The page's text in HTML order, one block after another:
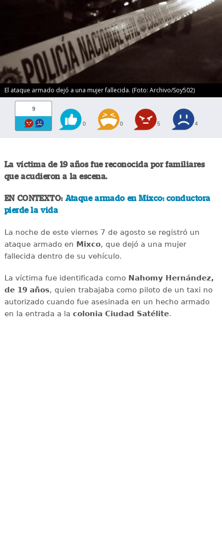
El ataque armado dejó a una mujer fallecida. (Foto: Archivo/Soy502)
9
0 0 5 4
La víctima de 19 años fue reconocida por familiares
que acudieron a la escena.
EN CONTEXTO: Ataque armado en Mixco: conductora
pierde la vida
La noche de este viernes 7 de agosto se registró un
ataque armado en Mixco, que dejó a una mujer
fallecida dentro de su vehículo.
La víctima fue identificada como Nahomy Hernández,
de 19 años, quien trabajaba como piloto de un taxi no
autorizado cuando fue asesinada en un hecho armado
en la entrada a la colonia Ciudad Satélite.